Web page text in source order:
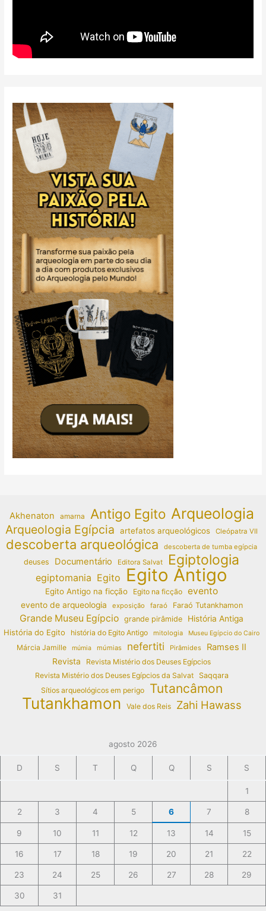
Akhenaton amarna Antigo Egito Arqueologia
Arqueologia Egípcia artefatos arqueológicos Cleópatra VII
descoberta arqueológica descoberta de tumba egípcia
deuses Documentário Editora Salvat Egiptologia
egiptomania Egito Egito Antigo
Egito Antigo na ficção Egito na ficção evento
evento de arqueologia exposição faraó Faraó Tutankhamon
Grande Museu Egípcio grande pirâmide
História Antiga
História do Egito
história do Egito Antigo mitologia Museu Egípcio do Cairo
Márcia Jamille múmia múmias nefertiti Pirâmides Ramses II
Revista
Revista Mistério dos Deuses Egípcios
Revista Mistério dos Deuses Egípcios da Salvat
Saqqara
Sítios arqueológicos em perigo
Tutancâmon
Tutankhamon Vale dos Reis Zahi Hawass
agosto 2026
D S T Q Q S S
1
2 3 4 5 6 7 8
9 10 11 12 13 14 15
16 17 18 19 20 21 22
23 24 25 26 27 28 29
30 31